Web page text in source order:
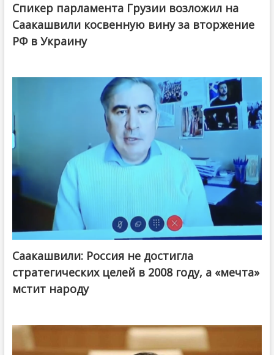
Спикер парламента Грузии возложил на
Саакашвили косвенную вину за вторжение
РФ в Украину
Саакашвили: Россия не достигла
стратегических целей в 2008 году, а «мечта»
мстит народу